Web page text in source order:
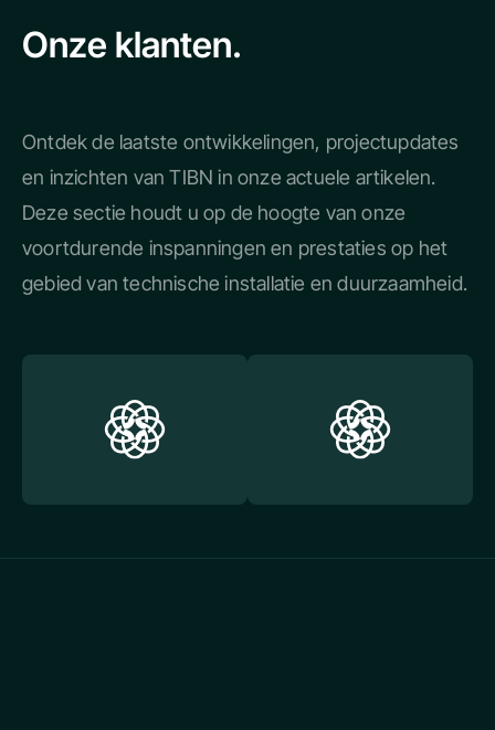
Onze klanten.
Ontdek de laatste ontwikkelingen, projectupdates
en inzichten van TIBN in onze actuele artikelen.
Deze sectie houdt u op de hoogte van onze
voortdurende inspanningen en prestaties op het
gebied van technische installatie en duurzaamheid.